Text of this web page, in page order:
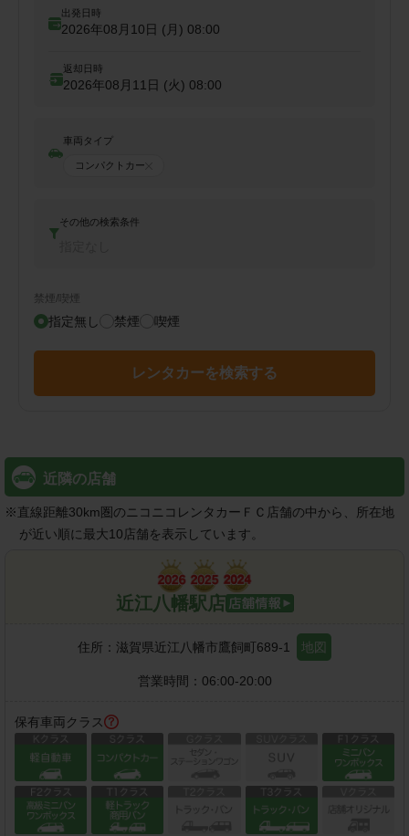
出発日時
2026年08月10日 (月) 08:00
返却日時
2026年08月11日 (火) 08:00
車両タイプ
コンパクトカー
その他の検索条件
禁煙/喫煙
指定無し 禁煙 喫煙
レンタカーを検索する
近隣の店舗
※直線距離30km圏のニコニコレンタカーＦＣ店舗の中から、所在地
が近い順に最大10店舗を表示しています。
近江八幡駅店
住所： 滋賀県近江八幡市鷹飼町689-1 地図
営業時間： 06:00-20:00
保有車両クラス